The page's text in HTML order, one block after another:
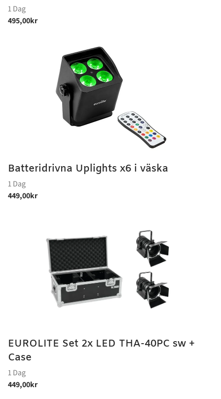
Batteridrivna Uplights x6 i väska
EUROLITE Set 2x LED THA-40PC sw +
Case